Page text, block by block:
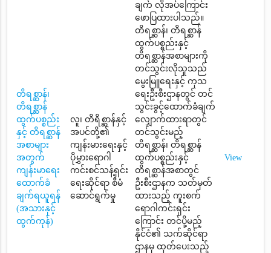
တိရစ္ဆာန်၊
တိရစ္ဆာန်
ထွက်ပစ္စည်း
နှင့် တိရစ္ဆာန်
အစာများ
အတွက်
ကျန်းမာရေး
ထောက်ခံ
ချက်ရယူရန်
(အသားနှင့်
ထွက်ကုန်)
လူ၊ တိရိစ္ဆာန်နှင့်
အပင်တို့၏
ကျန်းမားရေးနှင့်
ပိုမွှားရောဂါ
ကင်းစင်သန့်ရှင်း
ရေးဆိုင်ရာ စီမံ
ဆောင်ရွက်မှု
ချက် လိုအပ်ကြောင်း
ဖောပြထားပါသည်။
တိရစ္ဆာန်၊ တိရစ္ဆာန်
ထွက်ပစ္စည်းနှင့်
တိရစ္ဆာန်အစာများကို
တင်သွင်းလိုသူသည်
မွေးမြူရေးနှင့် ကုသ
ရေးဦးစီးဌာနတွင် တင်
သွင်းခွင့်ထောက်ခံချက်
လျှောက်ထားရာတွင်
တင်သွင်းမည့်
တိရစ္ဆာန်၊ တိရစ္ဆာန်
ထွက်ပစ္စည်းနှင့်
တိရစ္ဆာန်အစာတွင်
ဦးစီးဌာနက သတ်မှတ်
ထားသည့် ကူးစက်
ရောဂါကင်းရှင်း
ကြောင်း တင်ပို့မည့်
နိုင်ငံ၏ သက်ဆိုင်ရာ
ဌာနမှ ထုတ်ပေးသည့်
View